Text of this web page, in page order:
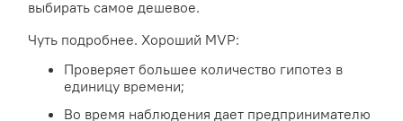
выбирать самое дешевое.
Чуть подробнее. Хороший MVP:
Проверяет большее количество гипотез в
единицу времени;
Во время наблюдения дает предпринимателю